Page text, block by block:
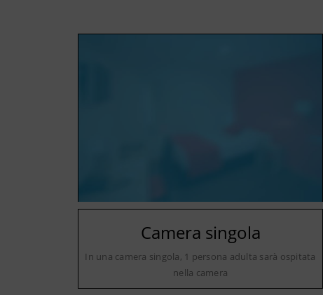
Camera singola
In una camera singola, 1 persona adulta sarà ospitata
nella camera